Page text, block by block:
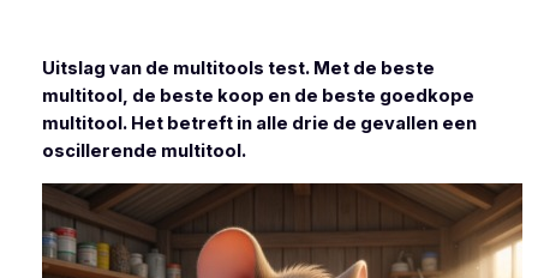
Uitslag van de multitools test. Met de beste
multitool, de beste koop en de beste goedkope
multitool. Het betreft in alle drie de gevallen een
oscillerende multitool.